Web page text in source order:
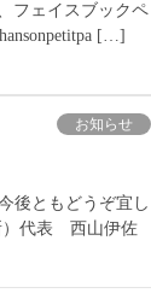
フェイスブックペ
[…]
お知らせ
後ともどうぞ宜し
）代表 西山伊佐